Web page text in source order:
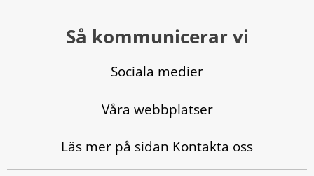
Så kommunicerar vi
Sociala medier
Våra webbplatser
Läs mer på sidan Kontakta oss